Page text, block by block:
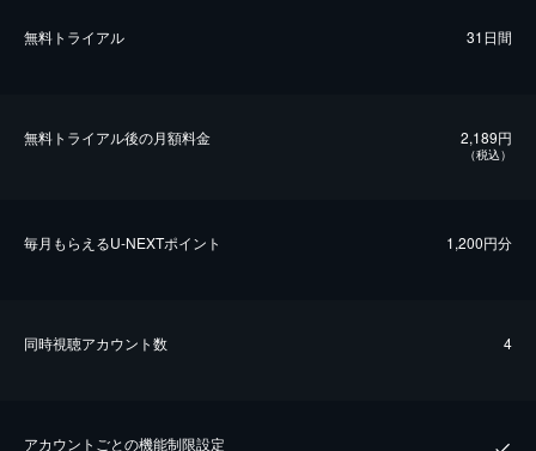
無料トライアル 31日間
無料トライアル後の⽉額料金 2,189円
（税込）
毎⽉もらえるU-NEXTポイント 1,200円分
同時視聴アカウント数 4
アカウントごとの機能制限設定